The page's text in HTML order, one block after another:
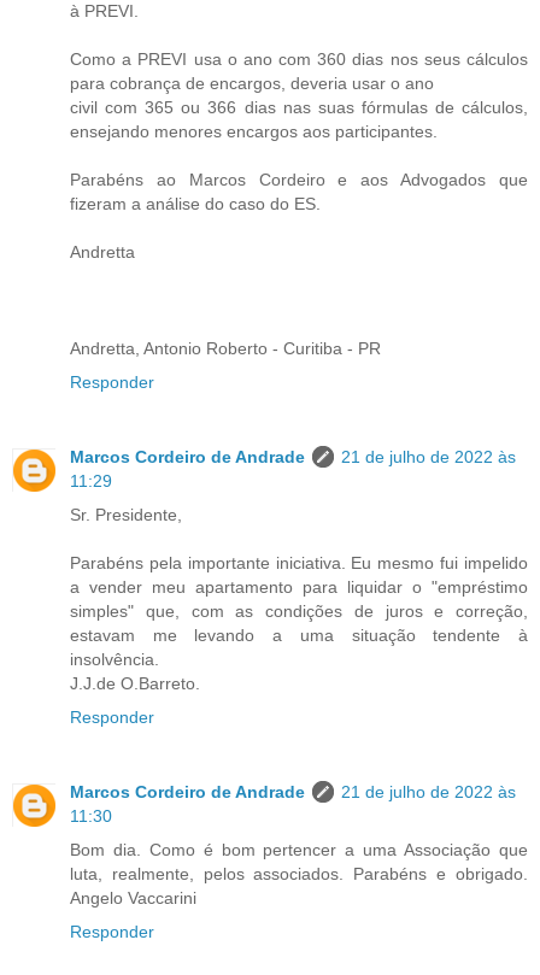
à PREVI.
Como a PREVI usa o ano com 360 dias nos seus cálculos
para cobrança de encargos, deveria usar o ano
civil com 365 ou 366 dias nas suas fórmulas de cálculos,
ensejando menores encargos aos participantes.
Parabéns ao Marcos Cordeiro e aos Advogados que
fizeram a análise do caso do ES.
Andretta
Andretta, Antonio Roberto - Curitiba - PR
Responder
Marcos Cordeiro de Andrade
21 de julho de 2022 às
11:29
Sr. Presidente,
Parabéns pela importante iniciativa. Eu mesmo fui impelido
a vender meu apartamento para liquidar o "empréstimo
simples" que, com as condições de juros e correção,
estavam me levando a uma situação tendente à
insolvência.
J.J.de O.Barreto.
Responder
Marcos Cordeiro de Andrade
21 de julho de 2022 às
11:30
Bom dia. Como é bom pertencer a uma Associação que
luta, realmente, pelos associados. Parabéns e obrigado.
Angelo Vaccarini
Responder